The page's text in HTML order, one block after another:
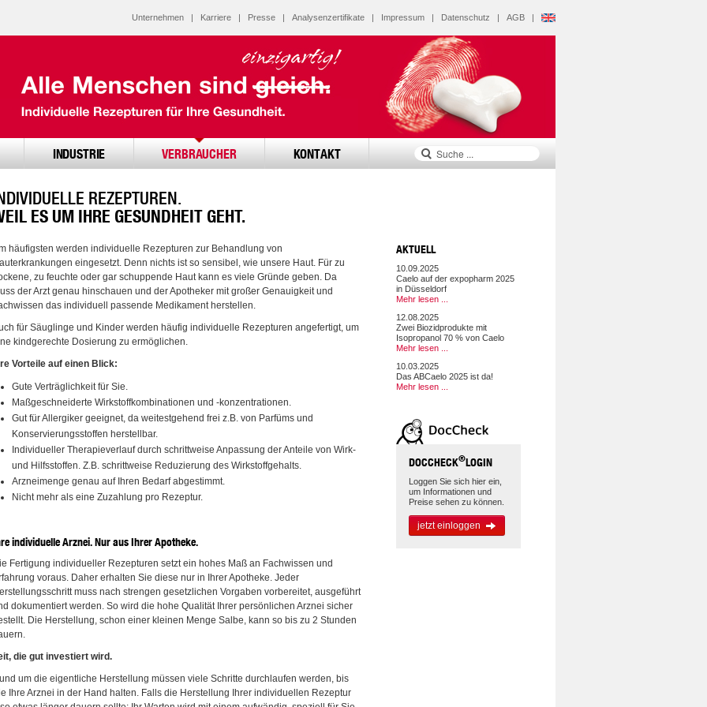
Unternehmen | Karriere | Presse | Analysenzertifikate | Impressum | Datenschutz | AGB |
INDUSTRIE VERBRAUCHER KONTAKT
REZEPTUREN.
ES UM IHRE GESUNDHEIT GEHT.
häufigsten werden individuelle Rezepturen zur Behandlung von
eingesetzt. Denn nichts ist so sensibel, wie unsere Haut. Für zu
zu feuchte oder gar schuppende Haut kann es viele Gründe geben. Da
der Arzt genau hinschauen und der Apotheker mit großer Genauigkeit und
das individuell passende Medikament herstellen.
für Säuglinge und Kinder werden häufig individuelle Rezepturen angefertigt, um
kindgerechte Dosierung zu ermöglichen.
Vorteile auf einen Blick:
Gute Verträglichkeit für Sie.
Maßgeschneiderte Wirkstoffkombinationen und -konzentrationen.
Gut für Allergiker geeignet, da weitestgehend frei z.B. von Parfüms und
Konservierungsstoffen herstellbar.
Individueller Therapieverlauf durch schrittweise Anpassung der Anteile von Wirk-
und Hilfsstoffen. Z.B. schrittweise Reduzierung des Wirkstoffgehalts.
Arzneimenge genau auf Ihren Bedarf abgestimmt.
Nicht mehr als eine Zuzahlung pro Rezeptur.
individuelle Arznei. Nur aus Ihrer Apotheke.
Fertigung individueller Rezepturen setzt ein hohes Maß an Fachwissen und
voraus. Daher erhalten Sie diese nur in Ihrer Apotheke. Jeder
muss nach strengen gesetzlichen Vorgaben vorbereitet, ausgeführt
dokumentiert werden. So wird die hohe Qualität Ihrer persönlichen Arznei sicher
Die Herstellung, schon einer kleinen Menge Salbe, kann so bis zu 2 Stunden
die gut investiert wird.
um die eigentliche Herstellung müssen viele Schritte durchlaufen werden, bis
Ihre Arznei in der Hand halten. Falls die Herstellung Ihrer individuellen Rezeptur
AKTUELL
10.09.2025
Caelo auf der expopharm 2025
in Düsseldorf
Mehr lesen ...
12.08.2025
Zwei Biozidprodukte mit
Isopropanol 70 % von Caelo
Mehr lesen ...
10.03.2025
Das ABCaelo 2025 ist da!
Mehr lesen ...
DOCCHECK®LOGIN
Loggen Sie sich hier ein,
um Informationen und
Preise sehen zu können.
jetzt einloggen